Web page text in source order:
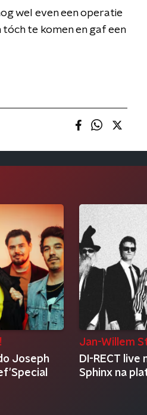
wel even een operatie
te komen en gaf een
Joseph
Jan-Willem
DI-RECT live
Sphinx na